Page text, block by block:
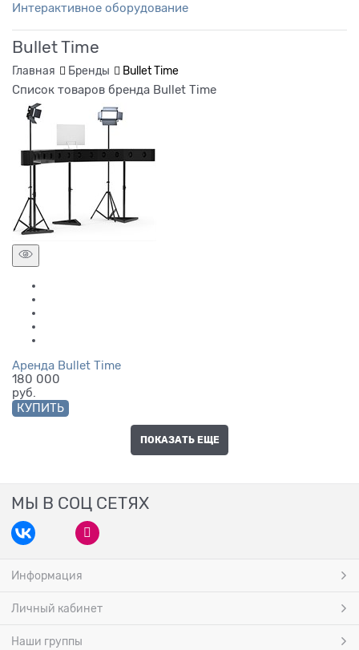
Интерактивное оборудование
Bullet Time
Главная Бренды
Bullet Time
Список товаров бренда Bullet Time
Аренда Bullet Time
180 000
руб.
КУПИТЬ
ПОКАЗАТЬ ЕЩЕ
МЫ В СОЦ СЕТЯХ
Информация
Личный кабинет
Наши группы